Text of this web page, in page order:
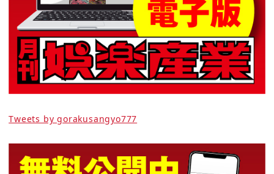
Tweets by gorakusangyo777